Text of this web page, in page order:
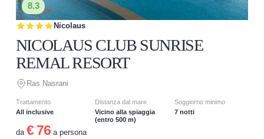
8.3
Nicolaus
NICOLAUS CLUB SUNRISE
REMAL RESORT
Ras Nasrani
Trattamento
All inclusive
Distanza dal mare
Vicino alla spiaggia
(entro 500 m)
Soggiorno minimo
7 notti
da € 76 a persona